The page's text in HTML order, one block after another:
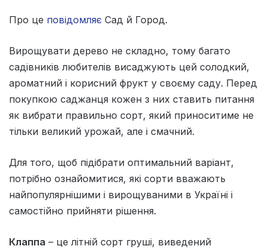
Про це повідомляє Сад й Город.
Вирощувати дерево не складно, тому багато
садівників любителів висаджують цей солодкий,
ароматний і корисний фрукт у своєму саду. Перед
покупкою саджанця кожен з них ставить питання
як вибрати правильно сорт, який приноситиме не
тільки великий урожай, але і смачний.
Для того, щоб підібрати оптимальний варіант,
потрібно ознайомитися, які сорти вважають
найпопулярнішими і вирощуваними в Україні і
самостійно прийняти рішення.
Клаппа – це літній сорт груші, виведений